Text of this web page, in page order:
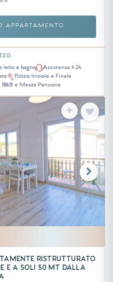
APPARTAMENTO
letto e bagno
Assistenza h 24
Pulizia Iniziale e Finale
B&B e Mezza Pensione
RISTRUTTURATO
E A SOLI 50 MT DALLA